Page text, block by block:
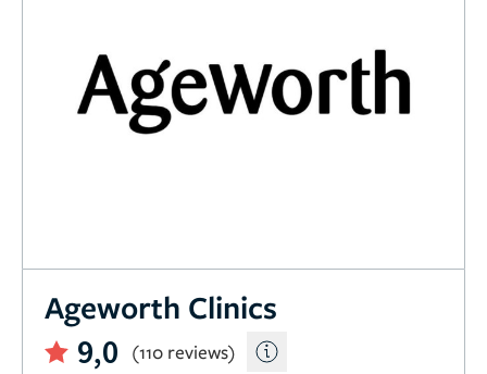
Ageworth Clinics
9,0
(110 reviews)